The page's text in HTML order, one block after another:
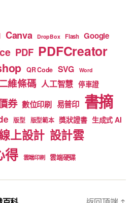
Canva DropBox Flash Google
PDF PDFCreator
QR Code SVG Word
維條碼 人工智慧 停車證
券 數位印刷 易普印 書摘
版型 版型範本 獎狀證書 生成式 AI
上設計 設計雲
得 雲端印刷 雲端硬碟